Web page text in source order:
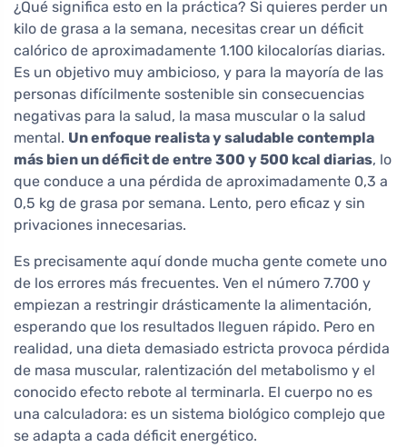
¿Qué significa esto en la práctica? Si quieres perder un
kilo de grasa a la semana, necesitas crear un déficit
calórico de aproximadamente 1.100 kilocalorías diarias.
Es un objetivo muy ambicioso, y para la mayoría de las
personas difícilmente sostenible sin consecuencias
negativas para la salud, la masa muscular o la salud
mental. Un enfoque realista y saludable contempla
más bien un déficit de entre 300 y 500 kcal diarias, lo
que conduce a una pérdida de aproximadamente 0,3 a
0,5 kg de grasa por semana. Lento, pero eficaz y sin
privaciones innecesarias.
Es precisamente aquí donde mucha gente comete uno
de los errores más frecuentes. Ven el número 7.700 y
empiezan a restringir drásticamente la alimentación,
esperando que los resultados lleguen rápido. Pero en
realidad, una dieta demasiado estricta provoca pérdida
de masa muscular, ralentización del metabolismo y el
conocido efecto rebote al terminarla. El cuerpo no es
una calculadora: es un sistema biológico complejo que
se adapta a cada déficit energético.